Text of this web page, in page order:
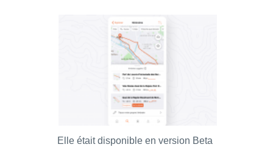
Elle était disponible en version Beta